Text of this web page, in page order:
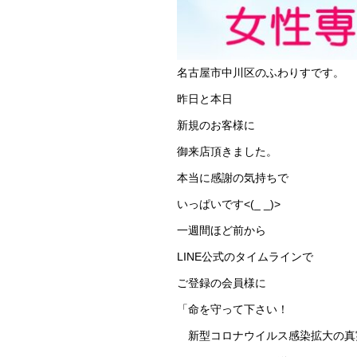
名古屋市中川区のふわりすです。
昨日と本日
新規のお客様に
御来店頂きました。
本当に感謝の気持ちで
いっぱいです<(_ _)>
一週間ほど前から
LINE公式のタイムラインで
ご登録の会員様に
「命を守って下さい！
新型コロナウイルス感染拡大の